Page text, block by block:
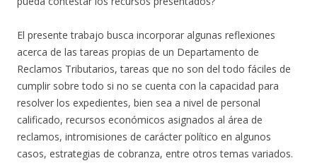
El presente trabajo busca incorporar algunas reflexiones
acerca de las tareas propias de un Departamento de
Reclamos Tributarios, tareas que no son del todo fáciles de
cumplir sobre todo si no se cuenta con la capacidad para
resolver los expedientes, bien sea a nivel de personal
calificado, recursos económicos asignados al área de
reclamos, intromisiones de carácter político en algunos
casos, estrategias de cobranza, entre otros temas variados.